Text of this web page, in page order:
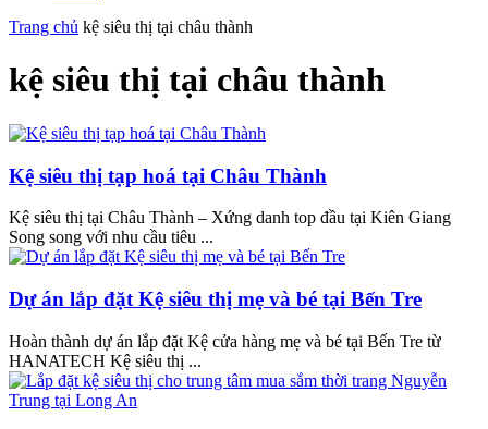
Trang chủ kệ siêu thị tại châu thành
kệ siêu thị tại châu thành
Kệ siêu thị tạp hoá tại Châu Thành
Kệ siêu thị tại Châu Thành – Xứng danh top đầu tại Kiên Giang
Song song với nhu cầu tiêu ...
Dự án lắp đặt Kệ siêu thị mẹ và bé tại Bến Tre
Hoàn thành dự án lắp đặt Kệ cửa hàng mẹ và bé tại Bến Tre từ
HANATECH Kệ siêu thị ...